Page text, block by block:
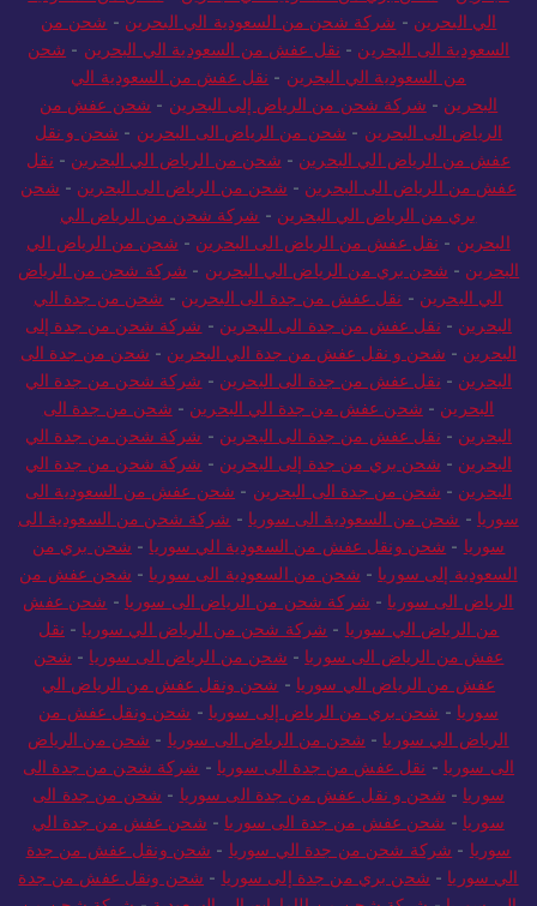
الي البحرين - شركة شحن من السعودية الي البحرين - شحن من
السعودية الى البحرين - نقل عفش من السعودية الي البحرين - شحن
من السعودية الي البحرين - نقل عفش من السعودية الي
البحرين - شركة شحن من الرياض إلى البحرين - شحن عفش من
الرياض الى البحرين - شحن من الرياض الى البحرين - شحن و نقل
عفش من الرياض الي البحرين - شحن من الرياض الي البحرين - نقل
عفش من الرياض الى البحرين - شحن من الرياض الى البحرين - شحن
بري من الرياض الي البحرين - شركة شحن من الرياض الي
البحرين - نقل عفش من الرياض الى البحرين - شحن من الرياض الي
البحرين - شحن بري من الرياض الي البحرين - شركة شحن من الرياض
الي البحرين - نقل عفش من جدة الى البحرين - شحن من جدة الي
البحرين - نقل عفش من جدة الى البحرين - شركة شحن من جدة إلى
البحرين - شحن و نقل عفش من جدة الي البحرين - شحن من جدة الى
البحرين - نقل عفش من جدة الى البحرين - شركة شحن من جدة الي
البحرين - شحن عفش من جدة الي البحرين - شحن من جدة الى
البحرين - نقل عفش من جدة الى البحرين - شركة شحن من جدة الي
البحرين - شحن بري من جدة إلى البحرين - شركة شحن من جدة الي
البحرين - شحن من جدة الى البحرين - شحن عفش من السعودية الى
سوريا - شحن من السعودية الى سوريا - شركة شحن من السعودية الى
سوريا - شحن ونقل عفش من السعودية الي سوريا - شحن بري من
السعودية إلى سوريا - شحن من السعودية الى سوريا - شحن عفش من
الرياض الى سوريا - شركة شحن من الرياض الى سوريا - شحن عفش
من الرياض الي سوريا - شركة شحن من الرياض الي سوريا - نقل
عفش من الرياض الى سوريا - شحن من الرياض الى سوريا - شحن
عفش من الرياض الي سوريا - شحن ونقل عفش من الرياض الي
سوريا - شحن بري من الرياض إلى سوريا - شحن ونقل عفش من
الرياض الي سوريا - شحن من الرياض الى سوريا - شحن من الرياض
الى سوريا - نقل عفش من جدة الى سوريا - شركة شحن من جدة الى
سوريا - شحن و نقل عفش من جدة الى سوريا - شحن من جدة الى
سوريا - شحن عفش من جدة الى سوريا - شحن عفش من جدة الي
سوريا - شركة شحن من جدة الي سوريا - شحن ونقل عفش من جدة
الي سوريا - شحن بري من جدة إلى سوريا - شحن ونقل عفش من جدة